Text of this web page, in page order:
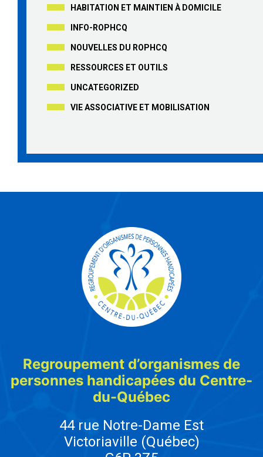
HABITATION ET MAINTIEN À DOMICILE
INFO-ROPHCQ
NOUVELLES DU ROPHCQ
RESSOURCES ET OUTILS
UNCATEGORIZED
VIE ASSOCIATIVE ET MOBILISATION
Regroupement d’organismes de
personnes handicapées du Centre-
du-Québec
44 rue Notre-Dame Est
Victoriaville (Québec)